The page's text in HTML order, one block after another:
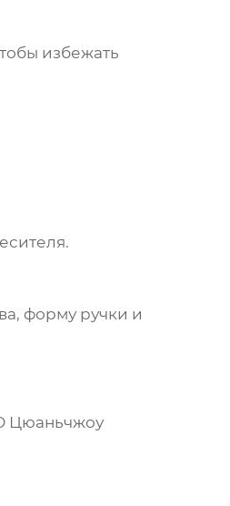
избежать
форму ручки и
Цюаньчжоу